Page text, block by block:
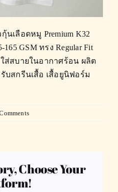
เลือดหมู Premium K32
165 GSM ทรง Regular Fit
สบายในอากาศร้อน ผลิต
บสกรีนเสื้อ เสื้อยูนิฟอร์ม
Choose Your